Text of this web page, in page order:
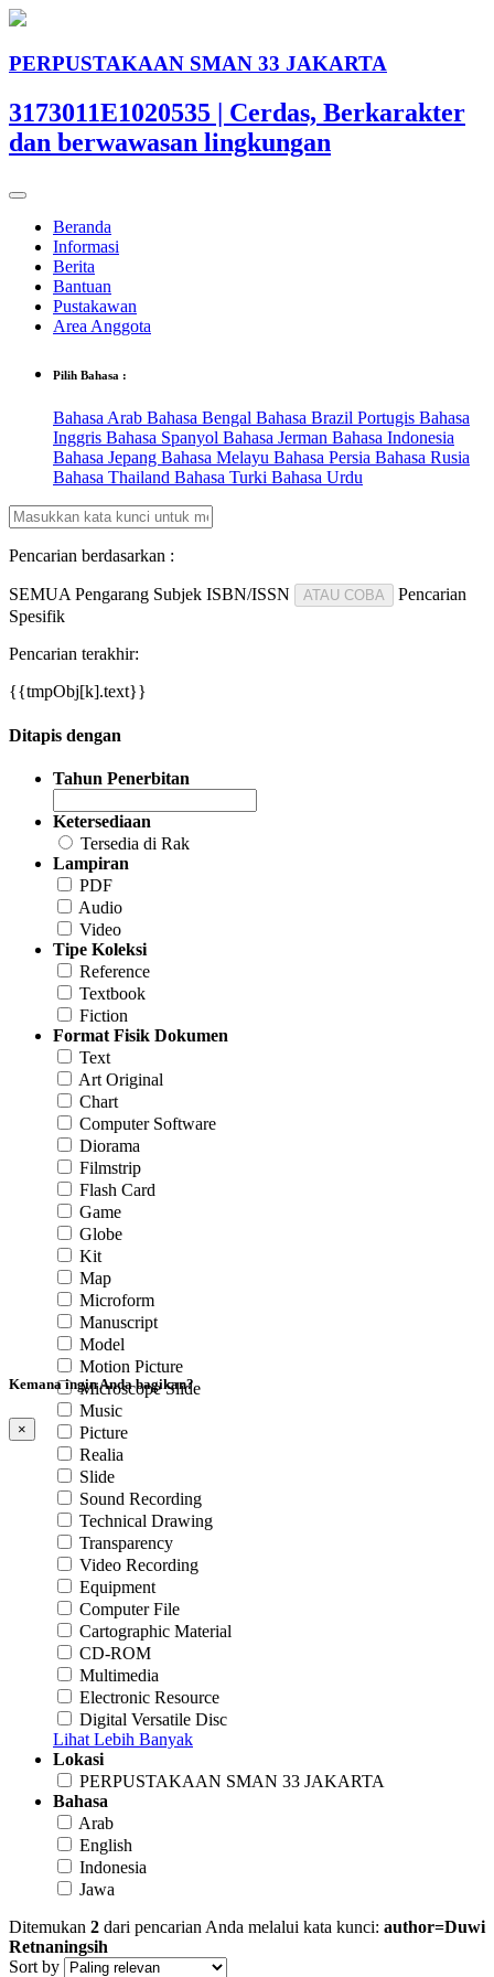
PERPUSTAKAAN SMAN 33 JAKARTA
3173011E1020535 | Cerdas, Berkarakter
dan berwawasan lingkungan
Beranda
Informasi
Berita
Bantuan
Pustakawan
Area Anggota
Pilih Bahasa :
Bahasa Arab Bahasa Bengal Bahasa Brazil Portugis Bahasa
Inggris Bahasa Spanyol Bahasa Jerman Bahasa Indonesia
Bahasa Jepang Bahasa Melayu Bahasa Persia Bahasa Rusia
Bahasa Thailand Bahasa Turki Bahasa Urdu
Pencarian berdasarkan :
SEMUA Pengarang Subjek ISBN/ISSN ATAU COBA
Pencarian
Spesifik
Pencarian terakhir:
{{tmpObj[k].text}}
Ditapis dengan
Tahun Penerbitan
Ketersediaan
Tersedia di Rak
Lampiran
PDF
Audio
Video
Tipe Koleksi
Reference
Textbook
Fiction
Format Fisik Dokumen
Text
Art Original
Chart
Computer Software
Diorama
Filmstrip
Flash Card
Game
Globe
Kit
Map
Microform
Manuscript
Model
Motion Picture
Microscope Slide
Music
Picture
Realia
Slide
Sound Recording
Technical Drawing
Transparency
Video Recording
Equipment
Computer File
Cartographic Material
CD-ROM
Multimedia
Electronic Resource
Digital Versatile Disc
Lihat Lebih Banyak
Lokasi
PERPUSTAKAAN SMAN 33 JAKARTA
Bahasa
Arab
English
Indonesia
Jawa
Ditemukan 2 dari pencarian Anda melalui kata kunci: author=Duwi
Retnaningsih
Sort by
Kemana ingin Anda bagikan?
×